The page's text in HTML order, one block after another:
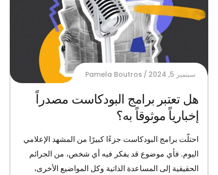
سبتمبر 5, 2024 Pamela Boutros
هل تعتبر برامج البودكاست مصدراً
إخبارياً موثوقاً به؟
احتلّت برامج البودكاست جزءًا كبيرًا من المشهد الإعلامي
اليوم. فأي موضوع قد يفكر فيه أي شخص، من الجرائم
الحقيقية إلى المساعدة الذاتية وكل المواضيع الأخرى،